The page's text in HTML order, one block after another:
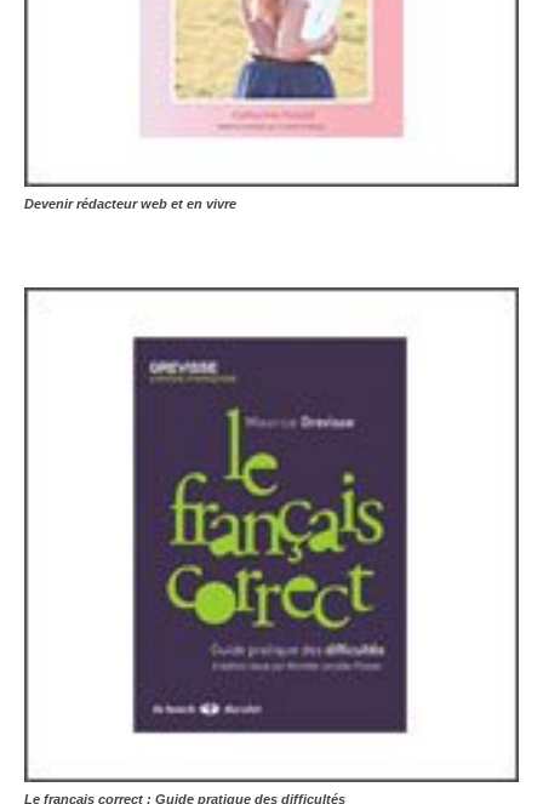
Devenir rédacteur web et en vivre
Le français correct : Guide pratique des difficultés